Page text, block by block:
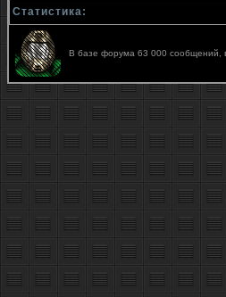
Статистика:
В базе форума 63 000 сообщений,